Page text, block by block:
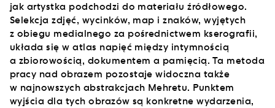
jak artystka podchodzi do materiału źródłowego.
Selekcja zdjęć, wycinków, map i znaków, wyjętych
z obiegu medialnego za pośrednictwem kserografii,
układa się w atlas napięć między intymnością
a zbiorowością, dokumentem a pamięcią. Ta metoda
pracy nad obrazem pozostaje widoczna także
w najnowszych abstrakcjach Mehretu. Punktem
wyjścia dla tych obrazów są konkretne wydarzenia,